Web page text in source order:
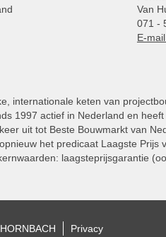
Van
071 -
E-
internationale keten van
1997 actief in Nederland en
uit tot Beste Bouwmarkt van
het predicaat Laagste
laagsteprijsgarantie
Privacy